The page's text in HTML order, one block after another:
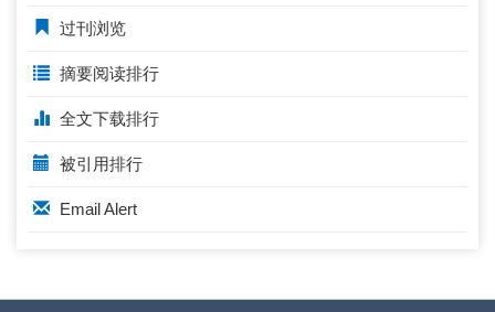
过刊浏览
摘要阅读排行
全文下载排行
被引用排行
Email Alert